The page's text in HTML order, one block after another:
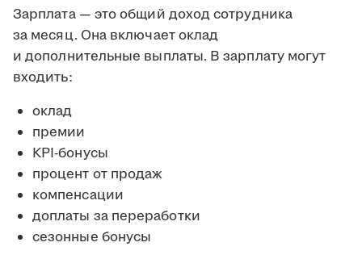
Зарплата — это общий доход сотрудника
за месяц. Она включает оклад
и дополнительные выплаты. В зарплату могут
входить:
оклад
премии
KPI-бонусы
процент от продаж
компенсации
доплаты за переработки
сезонные бонусы